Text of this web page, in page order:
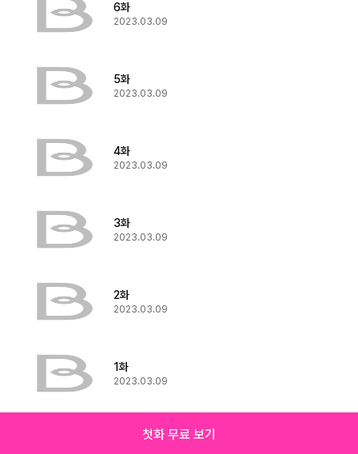
6화
2023.03.09
5화
2023.03.09
4화
2023.03.09
3화
2023.03.09
2화
2023.03.09
1화
2023.03.09
첫화 무료 보기